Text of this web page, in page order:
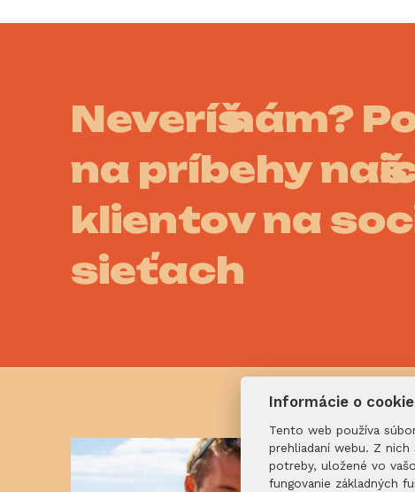
Neveríš nám?
na príbehy
klientov na
sieťach
Informácie o
Tento web používa
prehliadaní webu. Z
potreby, uložené vo
fungovanie základných